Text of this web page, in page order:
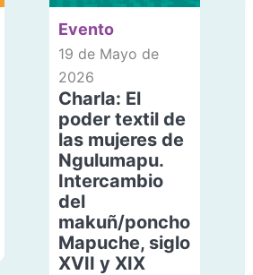
Evento
19 de Mayo de
2026
Charla: El
poder textil de
las mujeres de
Ngulumapu.
Intercambio
del
makuñ/poncho
Mapuche, siglo
XVII y XIX